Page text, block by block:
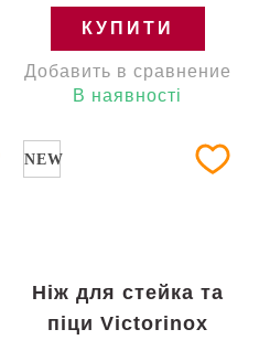
КУПИТИ
Добавить в сравнение
В наявності
NEW
Ніж для стейка та
піци Victorinox